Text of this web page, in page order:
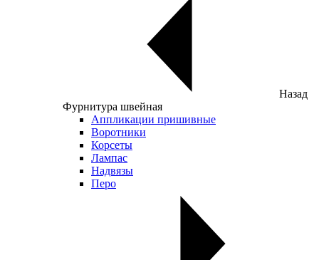
Назад
Фурнитура швейная
Аппликации пришивные
Воротники
Корсеты
Лампас
Надвязы
Перо